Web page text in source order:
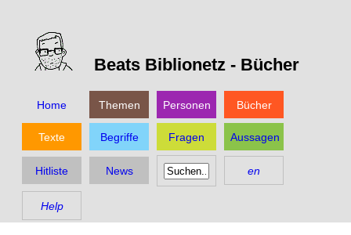
Beats Biblionetz - Bücher
Home Themen Personen Bücher
Texte Begriffe Fragen Aussagen
Hitliste News en
Help